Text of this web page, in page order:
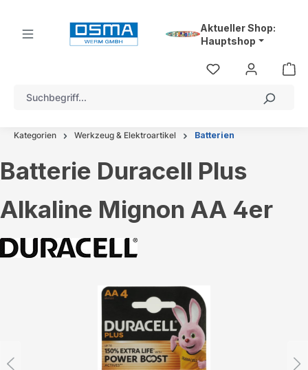
Aktueller Shop:
Hauptshop
Kategorien Werkzeug & Elektroartikel Batterien
Batterie Duracell Plus
Alkaline Mignon AA 4er
Bildergalerie überspringen